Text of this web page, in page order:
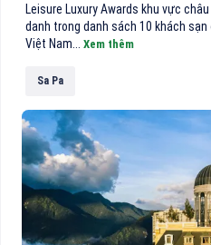
Leisure Luxury Awards khu vực
danh trong danh sách 10 khách
Việt Nam... Xem thêm
Sa Pa